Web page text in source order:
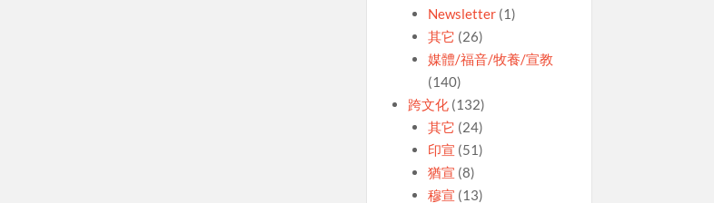
Newsletter (1)
其它 (26)
媒體/福音/牧養/宣教
(140)
跨文化 (132)
其它 (24)
印宣 (51)
猶宣 (8)
穆宣 (13)